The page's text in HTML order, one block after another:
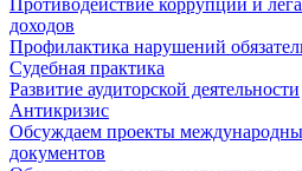
Противодействие коррупции и
доходов
Профилактика нарушений
Судебная практика
Развитие аудиторской деятельности
Антикризис
Обсуждаем проекты
документов